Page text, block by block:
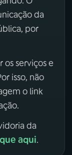
da
por
os serviços e
isso, não
o link
da
aqui.